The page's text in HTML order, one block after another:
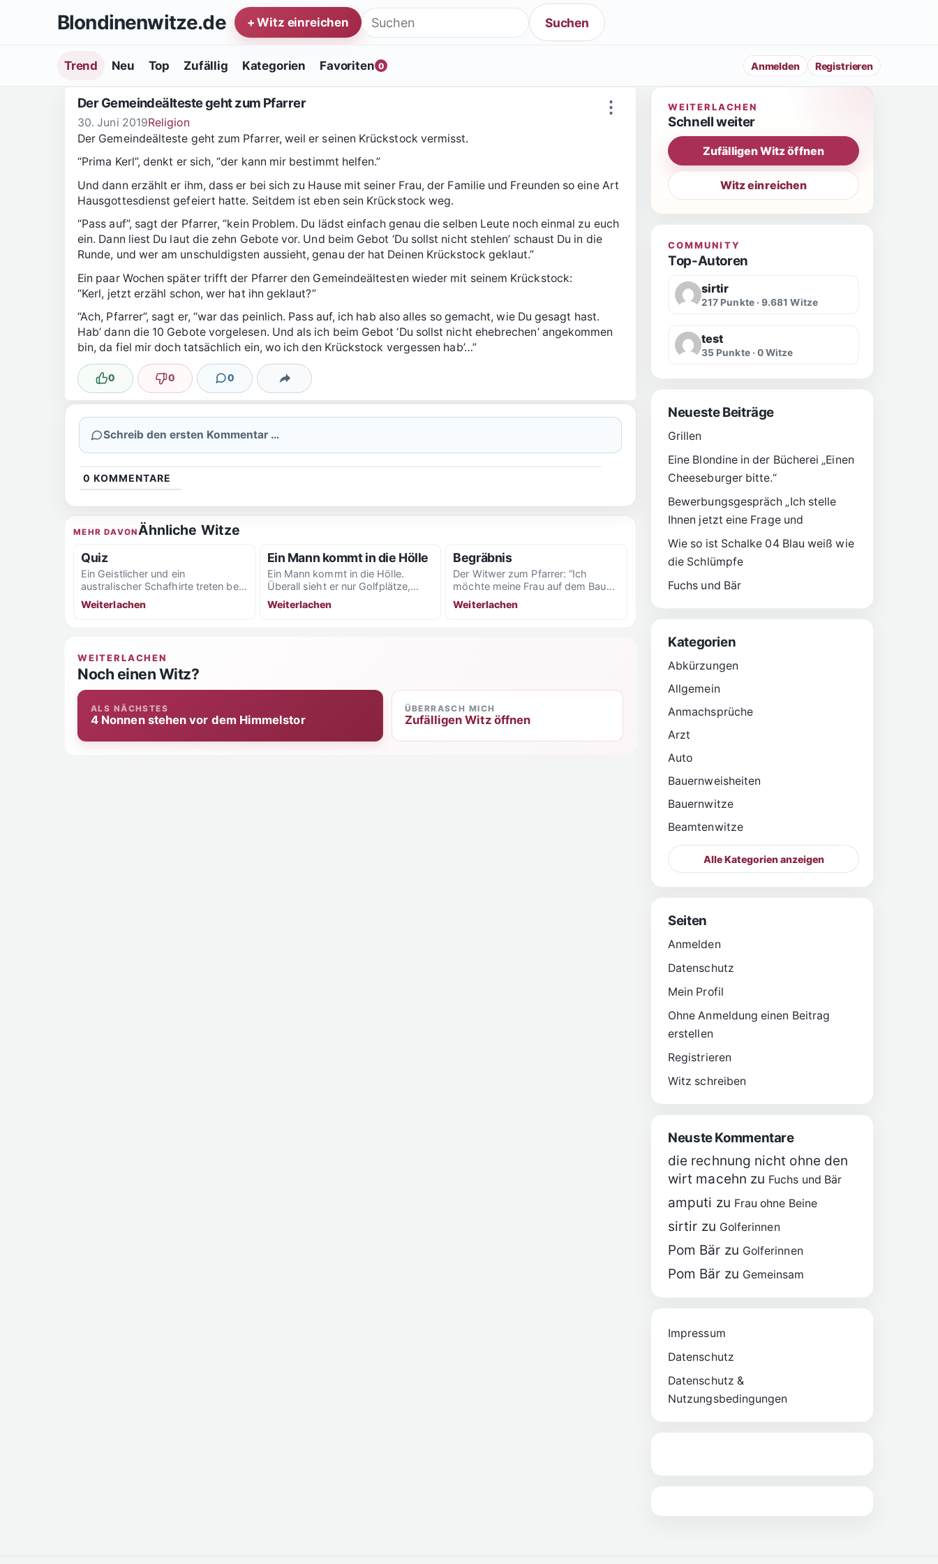
Zum Inhalt springenBlondinenwitze.de Suche nach: Suchen
+ Witz einreichen
Anmelden Registrieren
Trend Neu Top Zufällig Kategorien Favoriten 0
⋮
Der Gemeindeälteste geht zum Pfarrer
30. Juni 2019Religion
Der Gemeindeälteste geht zum Pfarrer, weil er seinen Krückstock vermisst.
“Prima Kerl”, denkt er sich, “der kann mir bestimmt helfen.”
Und dann erzählt er ihm, dass er bei sich zu Hause mit seiner Frau, der Familie und Freunden so eine Art
Hausgottesdienst gefeiert hatte. Seitdem ist eben sein Krückstock weg.
“Pass auf”, sagt der Pfarrer, “kein Problem. Du lädst einfach genau die selben Leute noch einmal zu euch
ein. Dann liest Du laut die zehn Gebote vor. Und beim Gebot ‘Du sollst nicht stehlen’ schaust Du in die
Runde, und wer am unschuldigsten aussieht, genau der hat Deinen Krückstock geklaut.”
Ein paar Wochen später trifft der Pfarrer den Gemeindeältesten wieder mit seinem Krückstock:
“Kerl, jetzt erzähl schon, wer hat ihn geklaut?”
“Ach, Pfarrer”, sagt er, “war das peinlich. Pass auf, ich hab also alles so gemacht, wie Du gesagt hast.
Hab’ dann die 10 Gebote vorgelesen. Und als ich beim Gebot ‘Du sollst nicht ehebrechen’ angekommen
bin, da fiel mir doch tatsächlich ein, wo ich den Krückstock vergessen hab’…”
Lustig
0 Nicht lustig
0 0
KommentareTeilen
Schreib den ersten Kommentar …
0 KOMMENTARE
MEHR DAVONÄhnliche Witze
Quiz
Ein Geistlicher und ein
australischer Schafhirte treten bei
einem Quiz gegeneinander an.
Nach dem die reguläre Fragerunde
Weiterlachen
Ein Mann kommt in die Hölle
Ein Mann kommt in die Hölle.
Überall sieht er nur Golfplätze,
Tennisplätze, Swimmingpools etc.
-und vor allem überall...
Weiterlachen
Begräbnis
Der Witwer zum Pfarrer: “Ich
möchte meine Frau auf dem Bauch
liegend begraben lassen.” “Warum
denn das?” “Sollte...
Weiterlachen
WEITERLACHEN
Noch einen Witz?
ALS NÄCHSTES
4 Nonnen stehen vor dem Himmelstor
ÜBERRASCH MICH
Zufälligen Witz öffnen
WEITERLACHEN
Schnell weiter
Zufälligen Witz öffnen
Witz einreichen
COMMUNITY
Top-Autoren
sirtir
217 Punkte · 9.681 Witze
test
35 Punkte · 0 Witze
Neueste Beiträge
Grillen
Eine Blondine in der Bücherei „Einen
Cheeseburger bitte.“
Bewerbungsgespräch „Ich stelle
Ihnen jetzt eine Frage und
Wie so ist Schalke 04 Blau weiß wie
die Schlümpfe
Fuchs und Bär
Kategorien
Abkürzungen
Allgemein
Anmachsprüche
Arzt
Auto
Bauernweisheiten
Bauernwitze
Beamtenwitze
Alle Kategorien anzeigen
Seiten
Anmelden
Datenschutz
Mein Profil
Ohne Anmeldung einen Beitrag
erstellen
Registrieren
Witz schreiben
Neuste Kommentare
die rechnung nicht ohne den
wirt macehn zu Fuchs und Bär
amputi zu Frau ohne Beine
sirtir zu Golferinnen
Pom Bär zu Golferinnen
Pom Bär zu Gemeinsam
Impressum
Datenschutz
Datenschutz &
Nutzungsbedingungen